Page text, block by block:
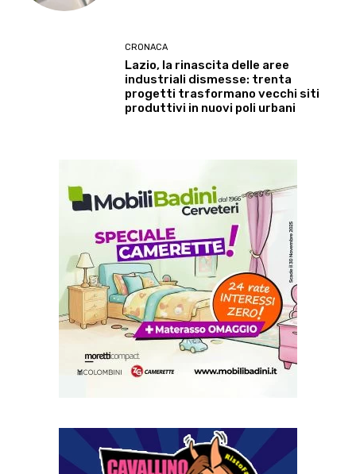
CRONACA
Lazio, la rinascita delle aree
industriali dismesse: trenta
progetti trasformano vecchi siti
produttivi in nuovi poli urbani